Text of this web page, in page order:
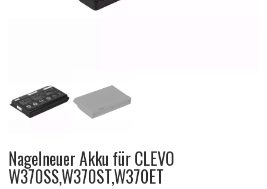
Nagelneuer Akku für CLEVO
W370SS,W370ST,W370ET